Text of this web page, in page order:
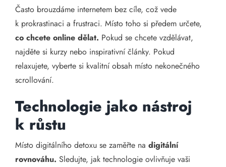
Často brouzdáme internetem bez cíle, což vede
k prokrastinaci a frustraci. Místo toho si předem určete,
co chcete online dělat. Pokud se chcete vzdělávat,
najděte si kurzy nebo inspirativní články. Pokud
relaxujete, vyberte si kvalitní obsah místo nekonečného
scrollování.
Technologie jako nástroj
k růstu
Místo digitálního detoxu se zaměřte na digitální
rovnováhu. Sledujte, jak technologie ovlivňuje vaši